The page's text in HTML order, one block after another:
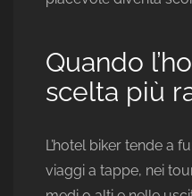
Quando
scelta più
L’hotel biker tende a
viaggi a tappe, nei